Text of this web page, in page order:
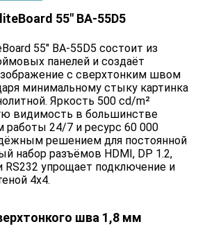
55" BA-55D5
55" BA-55D5 состоит из
панелей и создаёт
с сверхтонким швом
минимальному стыку картинка
Яркость 500 cd/m²
видимость в большинстве
24/7 и ресурс 60 000
решением для постоянной
набор разъёмов HDMI, DP 1.2,
RS232 упрощает подключение и
4х4.
шва 1,8 мм